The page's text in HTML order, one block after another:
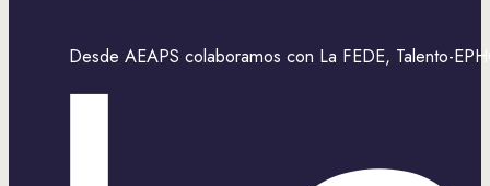
Desde AEAPS colaboramos con La FEDE, Talento-